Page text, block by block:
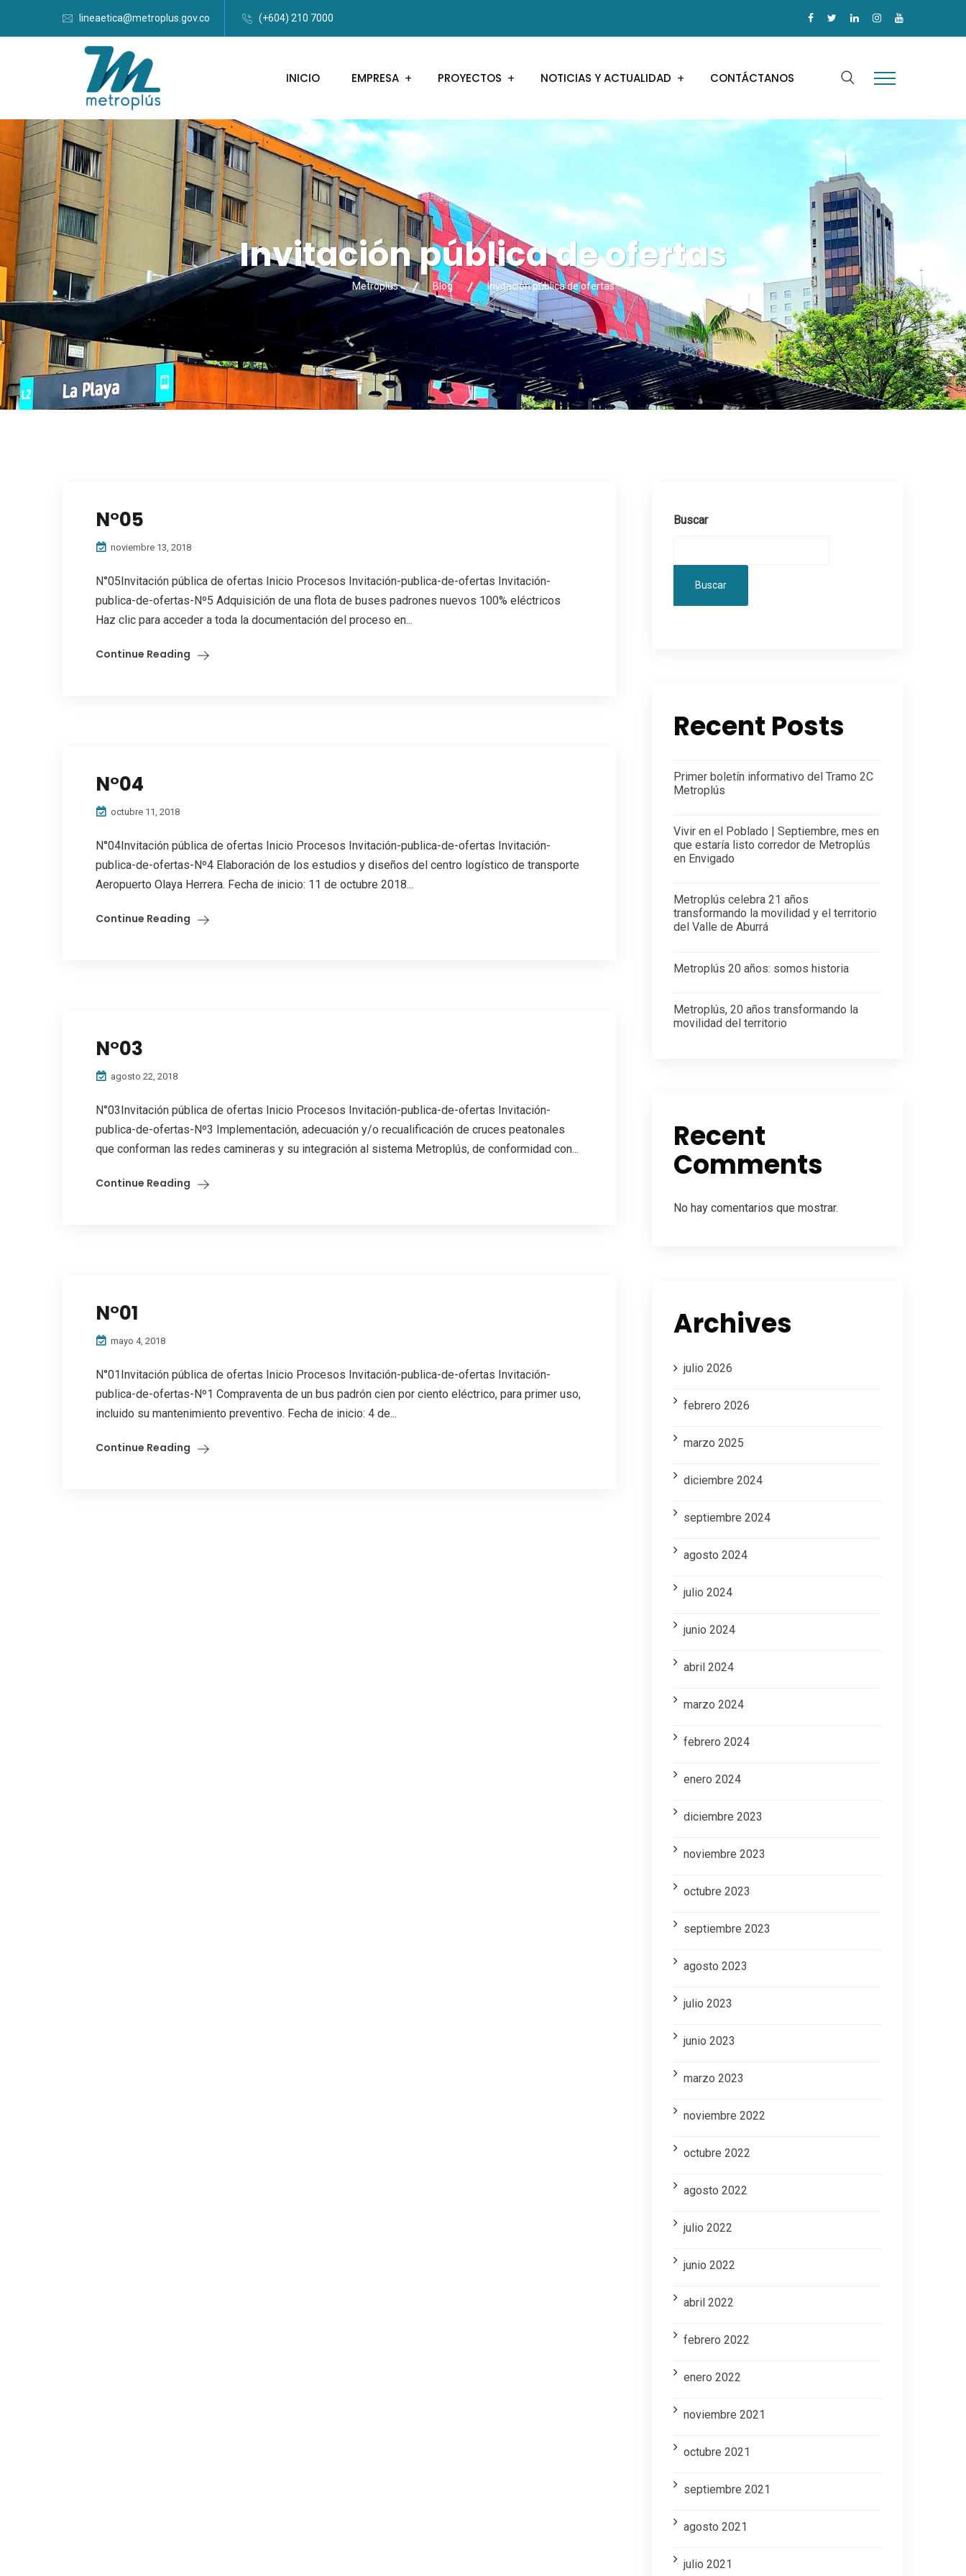
lineaetica@metroplus.gov.co (+604) 210 7000
INICIO EMPRESA PROYECTOS NOTICIAS Y ACTUALIDAD CONTÁCTANOS
Invitación pública de ofertas
Metroplús Blog Invitación pública de ofertas
N°05
noviembre 13, 2018
N°05Invitación pública de ofertas Inicio Procesos Invitación-publica-de-ofertas Invitación-
publica-de-ofertas-Nº5 Adquisición de una flota de buses padrones nuevos 100% eléctricos
Haz clic para acceder a toda la documentación del proceso en...
Continue Reading
N°04
octubre 11, 2018
N°04Invitación pública de ofertas Inicio Procesos Invitación-publica-de-ofertas Invitación-
publica-de-ofertas-Nº4 Elaboración de los estudios y diseños del centro logístico de transporte
Aeropuerto Olaya Herrera. Fecha de inicio: 11 de octubre 2018...
Continue Reading
N°03
agosto 22, 2018
N°03Invitación pública de ofertas Inicio Procesos Invitación-publica-de-ofertas Invitación-
publica-de-ofertas-Nº3 Implementación, adecuación y/o recualificación de cruces peatonales
que conforman las redes camineras y su integración al sistema Metroplús, de conformidad con...
Continue Reading
N°01
mayo 4, 2018
N°01Invitación pública de ofertas Inicio Procesos Invitación-publica-de-ofertas Invitación-
publica-de-ofertas-Nº1 Compraventa de un bus padrón cien por ciento eléctrico, para primer uso,
incluido su mantenimiento preventivo. Fecha de inicio: 4 de...
Continue Reading
Buscar
Buscar
Recent Posts
Primer boletín informativo del Tramo 2C
Metroplús
Vivir en el Poblado | Septiembre, mes en
que estaría listo corredor de Metroplús
en Envigado
Metroplús celebra 21 años
transformando la movilidad y el territorio
del Valle de Aburrá
Metroplús 20 años: somos historia
Metroplús, 20 años transformando la
movilidad del territorio
Recent
Comments
No hay comentarios que mostrar.
Archives
julio 2026
febrero 2026
marzo 2025
diciembre 2024
septiembre 2024
agosto 2024
julio 2024
junio 2024
abril 2024
marzo 2024
febrero 2024
enero 2024
diciembre 2023
noviembre 2023
octubre 2023
septiembre 2023
agosto 2023
julio 2023
junio 2023
marzo 2023
noviembre 2022
octubre 2022
agosto 2022
julio 2022
junio 2022
abril 2022
febrero 2022
enero 2022
noviembre 2021
octubre 2021
septiembre 2021
agosto 2021
julio 2021